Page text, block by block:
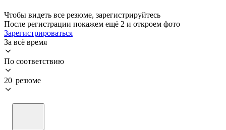
Чтобы видеть все резюме, зарегистрируйтесь
После регистрации покажем ещё 2 и откроем фото
Зарегистрироваться
За всё время
По соответствию
20 резюме